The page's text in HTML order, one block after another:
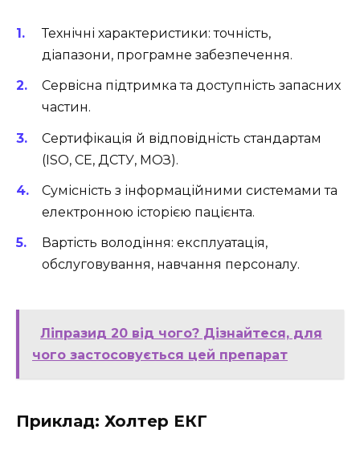
Технічні характеристики: точність,
діапазони, програмне забезпечення.
Сервісна підтримка та доступність запасних
частин.
Сертифікація й відповідність стандартам
(ISO, CE, ДСТУ, МОЗ).
Сумісність з інформаційними системами та
електронною історією пацієнта.
Вартість володіння: експлуатація,
обслуговування, навчання персоналу.
Ліпразид 20 від чого? Дізнайтеся, для
чого застосовується цей препарат
Приклад: Холтер ЕКГ